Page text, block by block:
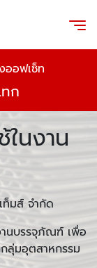
ออฟเซ็ท
ก
นงาน
ท็มส์ จำกัด
นบรรจุภัณฑ์ เพื่อ
ลุ่มอุตสาหกรรม